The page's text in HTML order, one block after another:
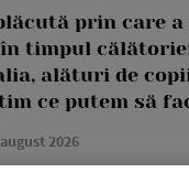
prin care
în timpul
alături de
ce putem să
2026